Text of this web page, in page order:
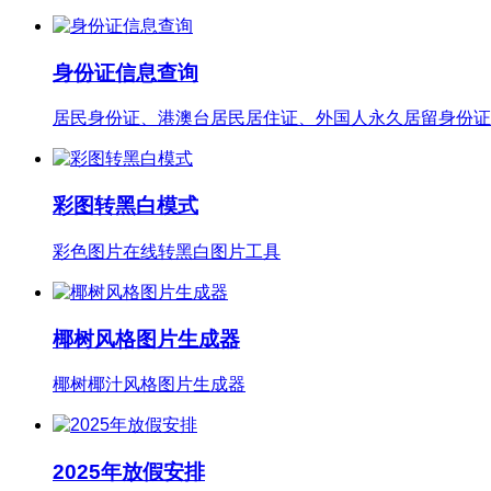
身份证信息查询
居民身份证、港澳台居民居住证、外国人永久居留身份
彩图转黑白模式
彩色图片在线转黑白图片工具
椰树风格图片生成器
椰树椰汁风格图片生成器
2025年放假安排